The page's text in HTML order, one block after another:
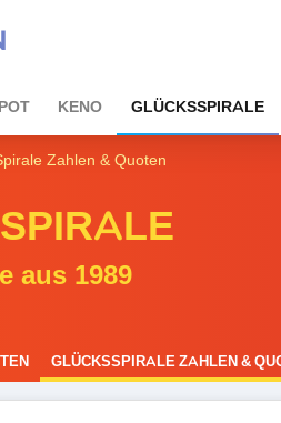
KENO GLÜCKSSPIRALE
Zahlen & Quoten
aus 1989
GLÜCKSSPIRALE ZAHLEN &